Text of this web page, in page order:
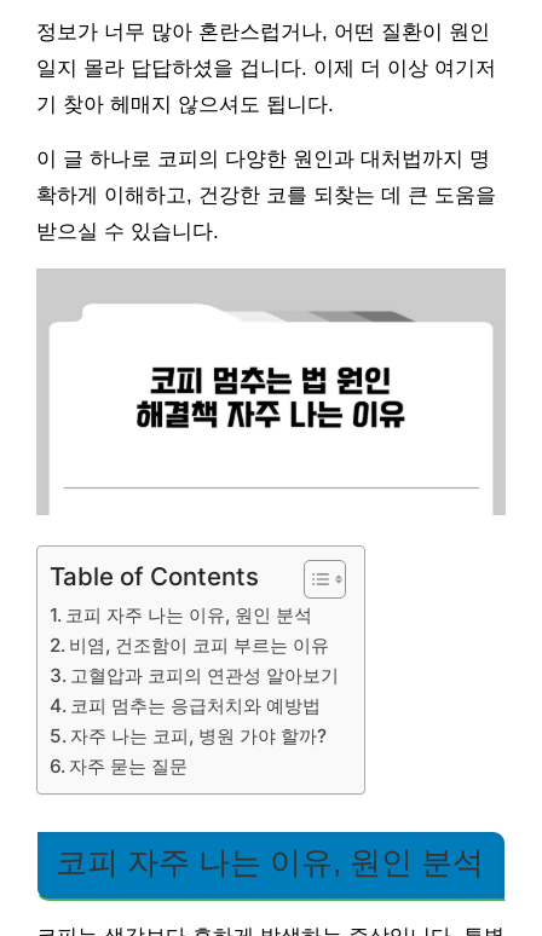
정보가 너무 많아 혼란스럽거나, 어떤 질환이 원인
일지 몰라 답답하셨을 겁니다. 이제 더 이상 여기저
기 찾아 헤매지 않으셔도 됩니다.
이 글 하나로 코피의 다양한 원인과 대처법까지 명
확하게 이해하고, 건강한 코를 되찾는 데 큰 도움을
받으실 수 있습니다.
Table of Contents
코피 자주 나는 이유, 원인 분석
비염, 건조함이 코피 부르는 이유
고혈압과 코피의 연관성 알아보기
코피 멈추는 응급처치와 예방법
자주 나는 코피, 병원 가야 할까?
자주 묻는 질문
코피 자주 나는 이유, 원인 분석